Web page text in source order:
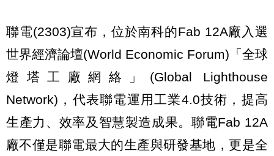
聯電(2303)宣布，位於南科的Fab 12A廠入選
世界經濟論壇(World Economic Forum)「全球
燈塔工廠網絡」(Global Lighthouse
Network)，代表聯電運用工業4.0技術，提高
生產力、效率及智慧製造成果。聯電Fab 12A
廠不僅是聯電最大的生產與研發基地，更是全